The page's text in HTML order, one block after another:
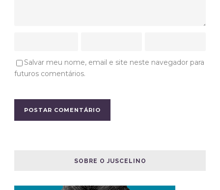
Salvar meu nome, email e site neste navegador para
futuros comentários.
SOBRE O JUSCELINO